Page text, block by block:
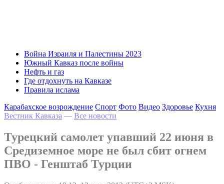
Война Израиля и Палестины 2023
Южный Кавказ после войны
Нефть и газ
Где отдохнуть на Кавказе
Правила ислама
Карабахское возрождение Спорт Фото Видео Здоровье Кухня
Вестник Кавказа — Все новости
Турецкий самолет упавший 22 июня в
Средиземное море не был сбит огнем
ПВО - Генштаб Турции